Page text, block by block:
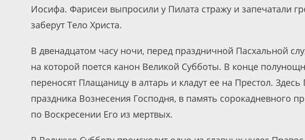
Иосифа. Фарисеи выпросили у Пилата стражу и запечатали
заберут Тело Христа.
В двенадцатом часу ночи, перед праздничной Пасхальной
на которой поется канон Великой Субботы. В конце
переносят Плащаницу в алтарь и кладут ее на Престол.
праздника Вознесения Господня, в память сорокадневного
по Воскресении Его из мертвых.